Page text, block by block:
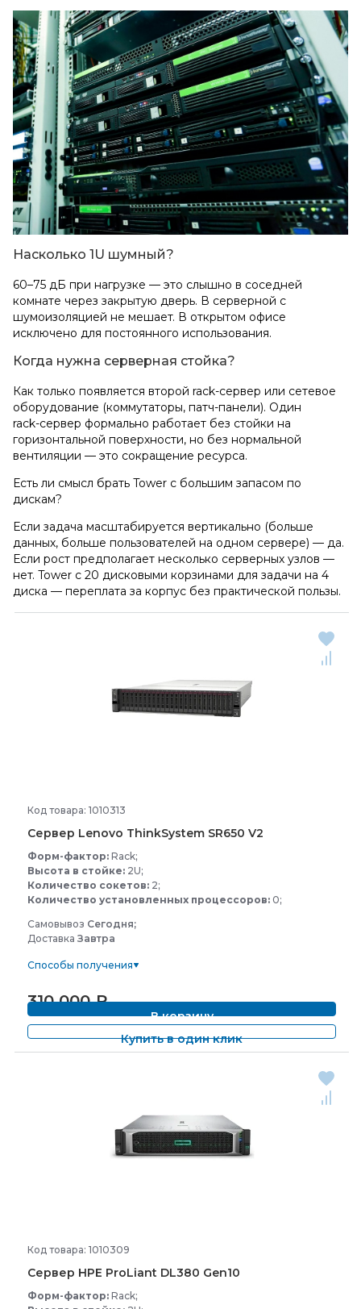
Насколько 1U шумный?
60–75 дБ при нагрузке — это слышно в соседней
комнате через закрытую дверь. В серверной с
шумоизоляцией не мешает. В открытом офисе
исключено для постоянного использования.
Когда нужна серверная стойка?
Как только появляется второй rack‑сервер или сетевое
оборудование (коммутаторы, патч-панели). Один
rack‑сервер формально работает без стойки на
горизонтальной поверхности, но без нормальной
вентиляции — это сокращение ресурса.
Есть ли смысл брать Tower с большим запасом по
дискам?
Если задача масштабируется вертикально (больше
данных, больше пользователей на одном сервере) — да.
Если рост предполагает несколько серверных узлов —
нет. Tower с 20 дисковыми корзинами для задачи на 4
диска — переплата за корпус без практической пользы.
Код товара: 1010313
Сервер Lenovo ThinkSystem SR650 V2
Форм-фактор: Rack;
Высота в стойке: 2U;
Количество сокетов: 2;
Количество установленных процессоров: 0;
Самовывоз Сегодня;
Доставка Завтра
Способы получения
310 000₽
Купить в один клик
В корзину
Код товара: 1010309
Сервер HPE ProLiant DL380 Gen10
Форм-фактор: Rack;